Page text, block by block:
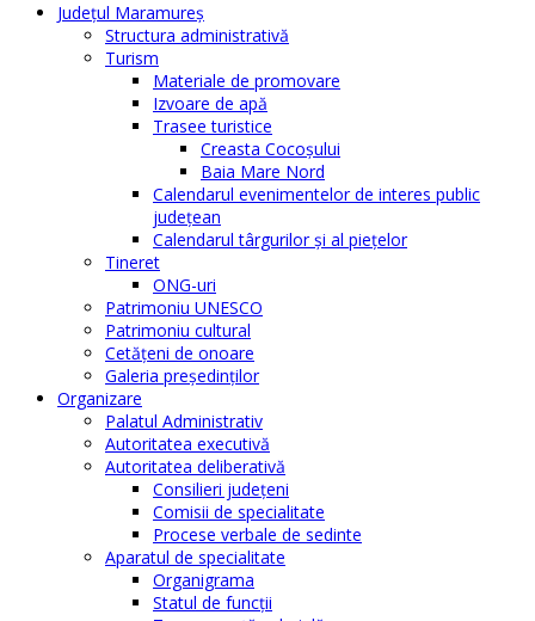
Judeţul Maramureş
Structura administrativă
Turism
Materiale de promovare
Izvoare de apă
Trasee turistice
Creasta Cocoșului
Baia Mare Nord
Calendarul evenimentelor de interes public
judeţean
Calendarul târgurilor şi al pieţelor
Tineret
ONG-uri
Patrimoniu UNESCO
Patrimoniu cultural
Cetăţeni de onoare
Galeria președinților
Organizare
Palatul Administrativ
Autoritatea executivă
Autoritatea deliberativă
Consilieri judeţeni
Comisii de specialitate
Procese verbale de sedinte
Aparatul de specialitate
Organigrama
Statul de funcții